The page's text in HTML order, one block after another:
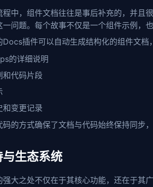
程中，组件文档往往是事后补充的，并
一问题。每个故事不仅是一个组件示例，
插件可以自动生成结构化的组件文档
的详细说明
和代码片段
和变更记录
码的方式确保了文档与代码始终保持同步
生态系统
大之处不仅在于其核心功能，还在于其